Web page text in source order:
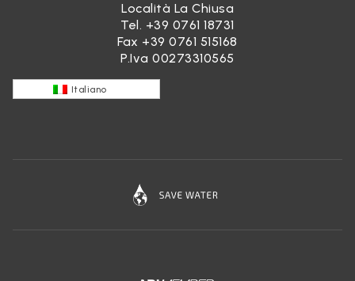
Località La Chiusa
Tel. +39 0761 18731
Fax +39 0761 515168
P.Iva 00273310565
Italiano